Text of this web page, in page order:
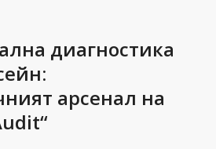
диагностика
арсенал на